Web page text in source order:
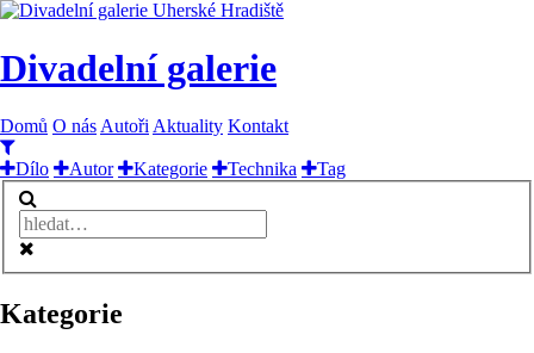
Divadelní galerie
Domů O nás Autoři Aktuality Kontakt
Dílo Autor Kategorie Technika Tag
Kategorie